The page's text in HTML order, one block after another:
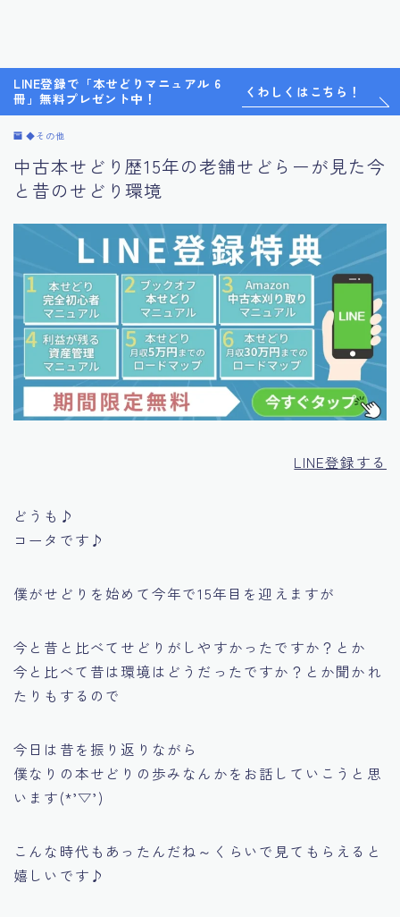
LINE登録で「本せどりマニュアル 6
冊」無料プレゼント中！
くわしくはこちら！
◆その他
中古本せどり歴15年の老舗せどらーが見た今
と昔のせどり環境
LINE登録する
どうも♪
コータです♪
僕がせどりを始めて今年で15年目を迎えますが
今と昔と比べてせどりがしやすかったですか？ とか
今と比べて昔は環境はどうだったですか？ とか聞かれ
たりもするので
今日は昔を振り返りながら
僕なりの本せどりの歩みなんかをお話していこうと思
います(*’▽’)
こんな時代もあったんだね～くらいで見てもらえると
嬉しいです♪